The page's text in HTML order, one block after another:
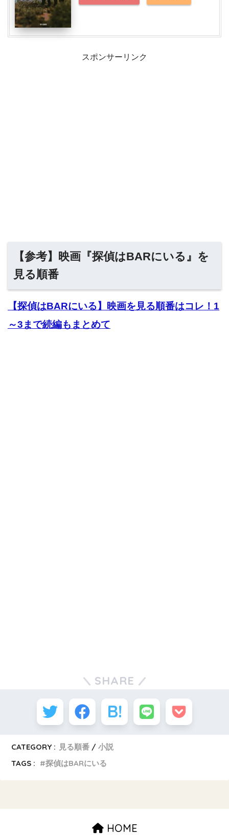
スポンサーリンク
【参考】映画『探偵はBARにいる』を
見る順番
【探偵はBARにいる】映画を見る順番はコレ！1
～3まで続編もまとめて
SHARE
CATEGORY : 見る順番
小説
TAGS :
探偵はBARにいる
HOME